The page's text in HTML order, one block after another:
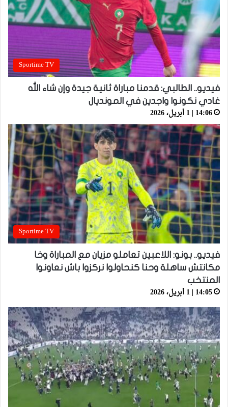
Sportime TV
فيديو.. الطالبي: قدمنا مباراة ثانية جيدة وإن شاء الله
غادي نكونوا واجدين في المونديال
14:06 | 1 أبريل، 2026
Sportime TV
فيديو.. بونو: اللاعبين تعاملو مزيان مع المباراة وخا
مكانتش ساهلة وحنا كنحاولوا نركزوا باش نعاونوا
المنتخب
14:05 | 1 أبريل، 2026